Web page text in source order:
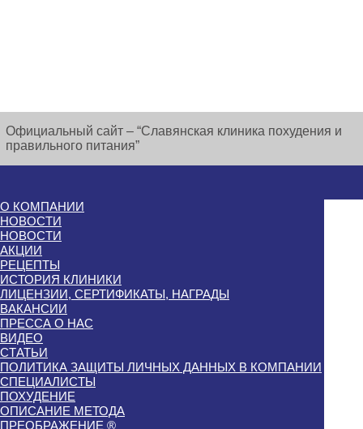
Официальный сайт – “Славянская клиника похудения и
правильного питания”
О КОМПАНИИ
НОВОСТИ
НОВОСТИ
АКЦИИ
РЕЦЕПТЫ
ИСТОРИЯ КЛИНИКИ
ЛИЦЕНЗИИ, СЕРТИФИКАТЫ, НАГРАДЫ
ВАКАНСИИ
ПРЕССА О НАС
ВИДЕО
СТАТЬИ
ПОЛИТИКА ЗАЩИТЫ ЛИЧНЫХ ДАННЫХ В КОМПАНИИ
СПЕЦИАЛИСТЫ
ПОХУДЕНИЕ
ОПИСАНИЕ МЕТОДА
ПРЕОБРАЖЕНИЕ ®